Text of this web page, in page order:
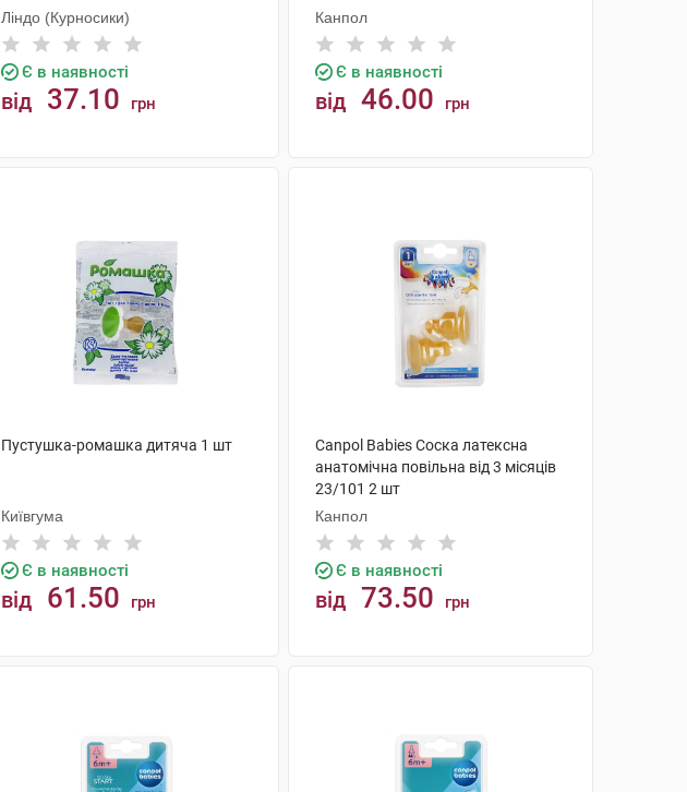
Ліндо (Курносики)
Є в наявності
від 37.10 грн
Канпол
Є в наявності
від 46.00 грн
Пустушка-ромашка дитяча 1 шт
Київгума
Є в наявності
від 61.50 грн
Canpol Babies Соска латексна
анатомічна повільна від 3 місяців
23/101 2 шт
Канпол
Є в наявності
від 73.50 грн